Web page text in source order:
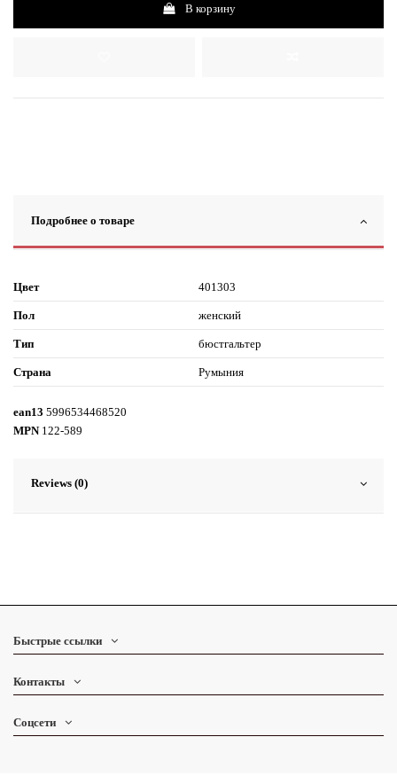
В корзину
Подробнее о товаре
Цвет 401303
Пол женский
Тип бюстгальтер
Страна Румыния
ean13 5996534468520
MPN 122-589
Reviews (0)
Быстрые ссылки
Контакты
Соцсети